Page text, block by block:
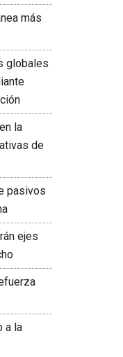
más
globales
la
de
pasivos
ejes
a la